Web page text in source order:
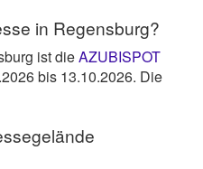
in Regensburg?
ist dieAZUBISPOT
bis 13.10.2026. Die